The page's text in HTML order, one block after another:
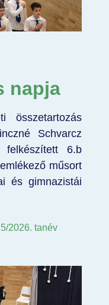
napja
összetartozás
Schvarcz
felkészített 6.b
műsort
és gimnazistái
2026. tanév